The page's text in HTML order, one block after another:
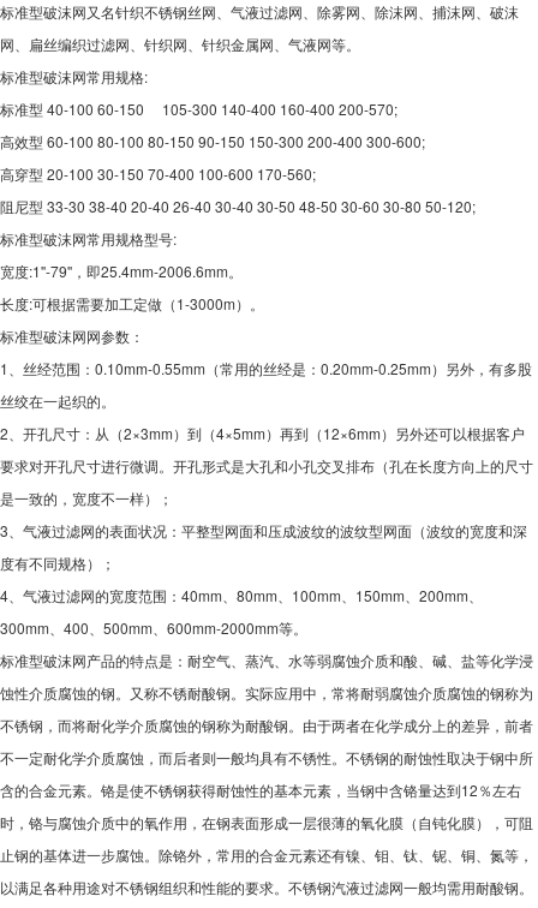
标准型破沫网又名针织不锈钢丝网、气液过滤网、除雾网、除沫网、捕沫网、破沫
网、扁丝编织过滤网、针织网、针织金属网、气液网等。
标准型破沫网常用规格:
标准型 40-100 60-150 105-300 140-400 160-400 200-570;
高效型 60-100 80-100 80-150 90-150 150-300 200-400 300-600;
高穿型 20-100 30-150 70-400 100-600 170-560;
阻尼型 33-30 38-40 20-40 26-40 30-40 30-50 48-50 30-60 30-80 50-120;
标准型破沫网常用规格型号:
宽度:1''-79''，即25.4mm-2006.6mm。
长度:可根据需要加工定做（1-3000m）。
标准型破沫网网参数：
1、丝经范围：0.10mm-0.55mm（常用的丝经是：0.20mm-0.25mm）另外，有多股
丝绞在一起织的。
2、开孔尺寸：从（2×3mm）到（4×5mm）再到（12×6mm）另外还可以根据客户
要求对开孔尺寸进行微调。开孔形式是大孔和小孔交叉排布（孔在长度方向上的尺寸
是一致的，宽度不一样）；
3、气液过滤网的表面状况：平整型网面和压成波纹的波纹型网面（波纹的宽度和深
度有不同规格）；
4、气液过滤网的宽度范围：40mm、80mm、100mm、150mm、200mm、
300mm、400、500mm、600mm-2000mm等。
标准型破沫网产品的特点是：耐空气、蒸汽、水等弱腐蚀介质和酸、碱、盐等化学浸
蚀性介质腐蚀的钢。又称不锈耐酸钢。实际应用中，常将耐弱腐蚀介质腐蚀的钢称为
不锈钢，而将耐化学介质腐蚀的钢称为耐酸钢。由于两者在化学成分上的差异，前者
不一定耐化学介质腐蚀，而后者则一般均具有不锈性。不锈钢的耐蚀性取决于钢中所
含的合金元素。铬是使不锈钢获得耐蚀性的基本元素，当钢中含铬量达到12％左右
时，铬与腐蚀介质中的氧作用，在钢表面形成一层很薄的氧化膜（自钝化膜），可阻
止钢的基体进一步腐蚀。除铬外，常用的合金元素还有镍、钼、钛、铌、铜、氮等，
以满足各种用途对不锈钢组织和性能的要求。不锈钢汽液过滤网一般均需用耐酸钢。